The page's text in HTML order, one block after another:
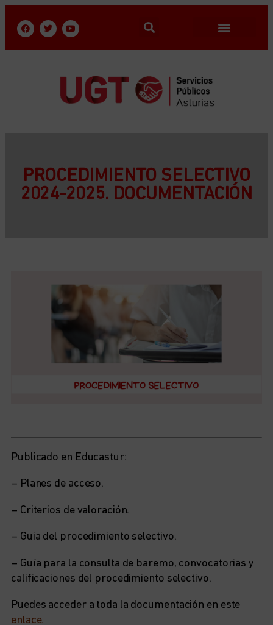
PROCEDIMIENTO SELECTIVO
2024-2025. DOCUMENTACIÓN
Publicado en Educastur:
– Planes de acceso.
– Criterios de valoración.
– Guia del procedimiento selectivo.
– Guía para la consulta de baremo, convocatorias y
calificaciones del procedimiento selectivo.
Puedes acceder a toda la documentación en este
enlace.